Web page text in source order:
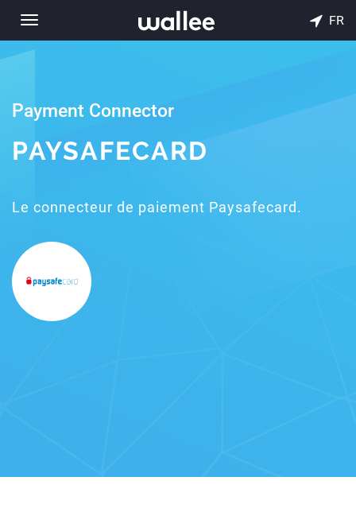
Toggle
navigation
FR
Payment Connector
PAYSAFECARD
Le connecteur de paiement Paysafecard.